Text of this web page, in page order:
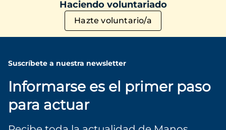
Haciendo voluntariado
Hazte voluntario/a
Suscríbete a nuestra newsletter
Informarse es el primer paso
para actuar